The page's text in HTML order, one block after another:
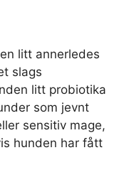
litt annerledes
slags
litt probiotika
som jevnt
sensitiv mage,
hunden har fått